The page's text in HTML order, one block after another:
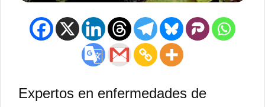
Expertos en enfermedades de